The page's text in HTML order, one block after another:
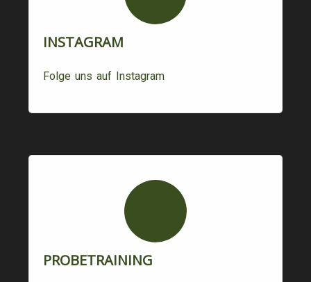
INSTAGRAM
Folge uns auf Instagram
PROBETRAINING